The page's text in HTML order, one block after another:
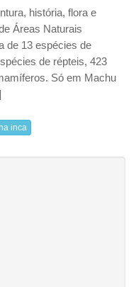
história, flora e
Áreas Naturais
de 13 espécies de
de répteis, 423
Só em Machu
inca